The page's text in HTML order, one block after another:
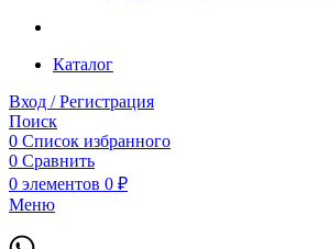
Каталог
Вход / Регистрация
Поиск
0 Список избранного
0 Сравнить
0 элементов 0 ₽
Меню